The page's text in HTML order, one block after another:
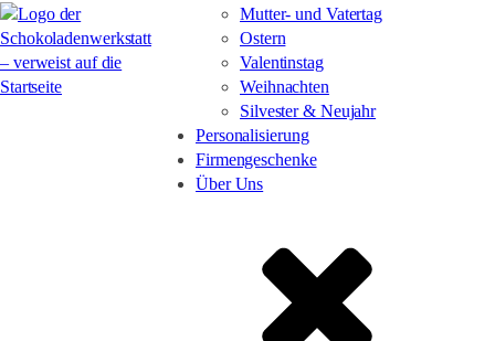
Mutter- und Vatertag
Ostern
Valentinstag
Weihnachten
Silvester & Neujahr
Personalisierung
Firmengeschenke
Über Uns